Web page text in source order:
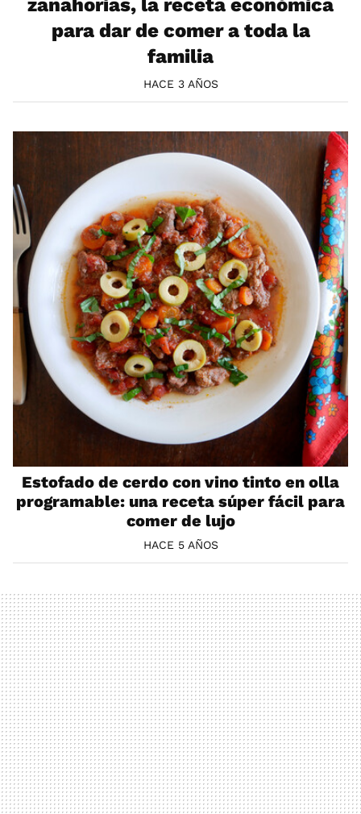
zanahorias, la receta económica
para dar de comer a toda la
familia
HACE 3 AÑOS
Estofado de cerdo con vino tinto en olla
programable: una receta súper fácil para
comer de lujo
HACE 5 AÑOS